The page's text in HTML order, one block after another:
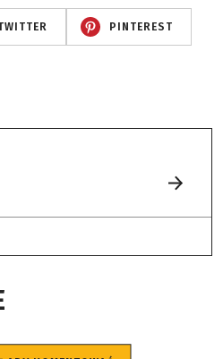
PINTEREST